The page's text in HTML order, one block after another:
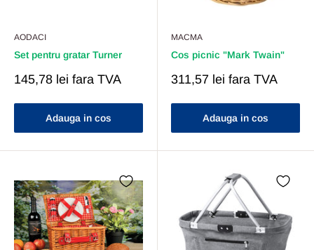
AODACI
Set pentru gratar Turner
Pret
145,78 lei fara TVA
Adauga in cos
MACMA
Cos picnic "Mark Twain"
Pret
311,57 lei fara TVA
Adauga in cos